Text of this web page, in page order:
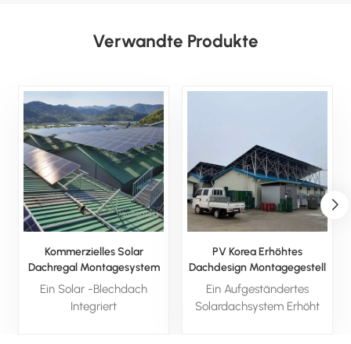
Verwandte Produkte
Kommerzielles Solar
Dachregal Montagesystem
Ein Solar -Blechdach
Integriert
PV Korea Erhöhtes
Dachdesign Montagegestell
Ein Aufgeständertes
Solardachsystem Erhöht